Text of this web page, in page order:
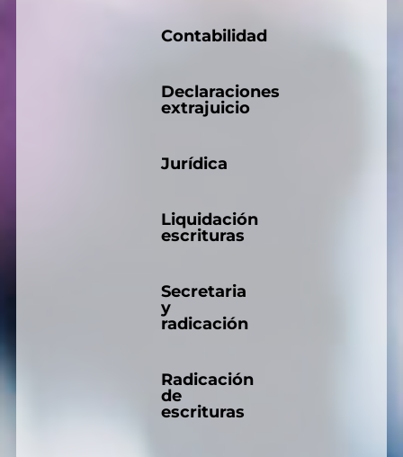
Contabilidad
Declaraciones
extrajuicio
Jurídica
Liquidación
escrituras
Secretaria
y
radicación
Radicación
de
escrituras